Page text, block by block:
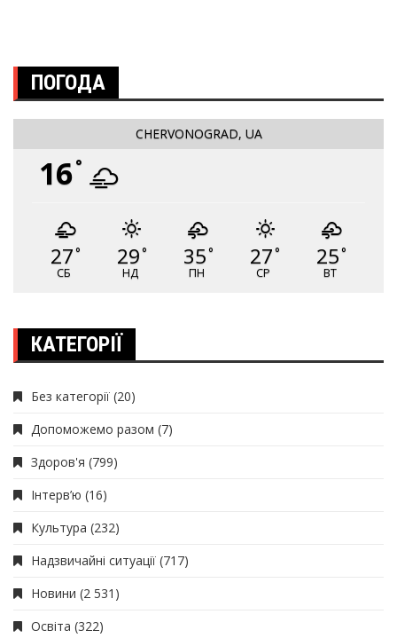
ПОГОДА
CHERVONOGRAD, UA
16°
27°
СБ
29°
НД
35°
ПН
27°
СР
25°
ВТ
КАТЕГОРІЇ
Без категорії (20)
Допоможемо разом (7)
Здоров'я (799)
Інтерв’ю (16)
Культура (232)
Надзвичайні ситуації (717)
Новини (2 531)
Освіта (322)